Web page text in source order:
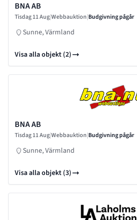
BNA AB
Tisdag 11 Aug|Webbauktion|Budgivning pågår
Sunne, Värmland
Visa alla objekt (2)
BNA AB
Tisdag 11 Aug|Webbauktion|Budgivning pågår
Sunne, Värmland
Visa alla objekt (3)